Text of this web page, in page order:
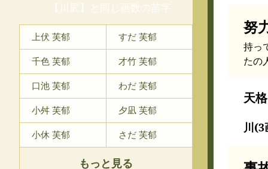
【川㞍】と同じ画数の苗字
上伏 芙郁 すだ 芙郁
千色 芙郁 才竹 芙郁
口池 芙郁 わだ 芙郁
小舛 芙郁 夕凪 芙郁
小休 芙郁 さだ 芙郁
もっと見る
努
持っ
たの
天格
川(3